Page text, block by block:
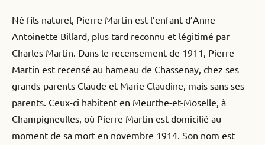
Né fils naturel, Pierre Martin est l’enfant d’Anne
Antoinette Billard, plus tard reconnu et légitimé par
Charles Martin. Dans le recensement de 1911, Pierre
Martin est recensé au hameau de Chassenay, chez ses
grands-parents Claude et Marie Claudine, mais sans ses
parents. Ceux-ci habitent en Meurthe-et-Moselle, à
Champigneulles, où Pierre Martin est domicilié au
moment de sa mort en novembre 1914. Son nom est